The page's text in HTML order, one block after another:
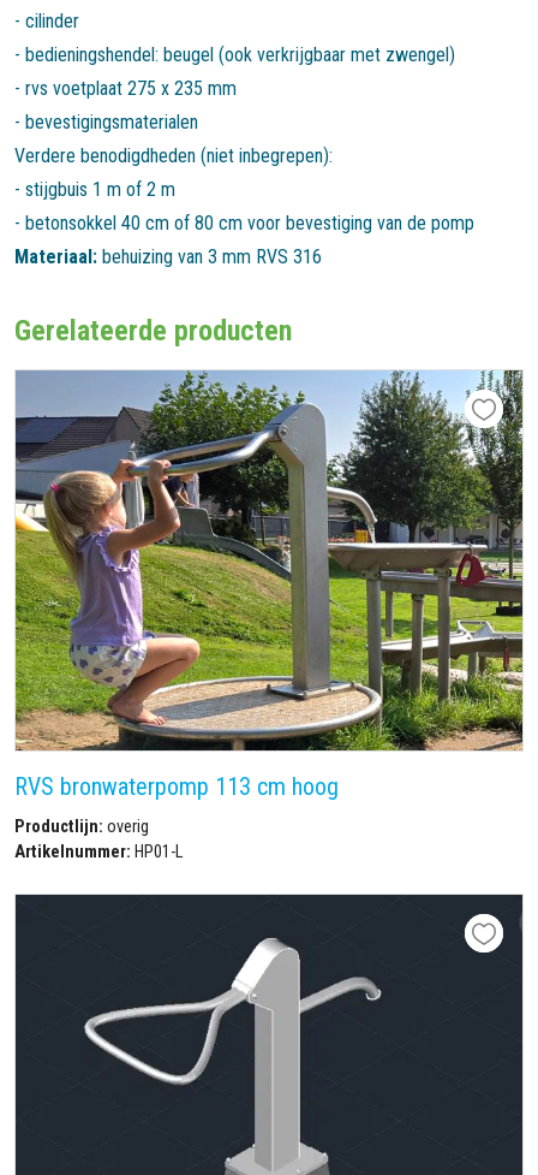
- cilinder
- bedieningshendel: beugel (ook verkrijgbaar met zwengel)
- rvs voetplaat 275 x 235 mm
- bevestigingsmaterialen
Verdere benodigdheden (niet inbegrepen):
- stijgbuis 1 m of 2 m
- betonsokkel 40 cm of 80 cm voor bevestiging van de pomp
Materiaal: behuizing van 3 mm RVS 316
Gerelateerde producten
RVS bronwaterpomp 113 cm hoog
Productlijn: overig
Artikelnummer: HP01-L